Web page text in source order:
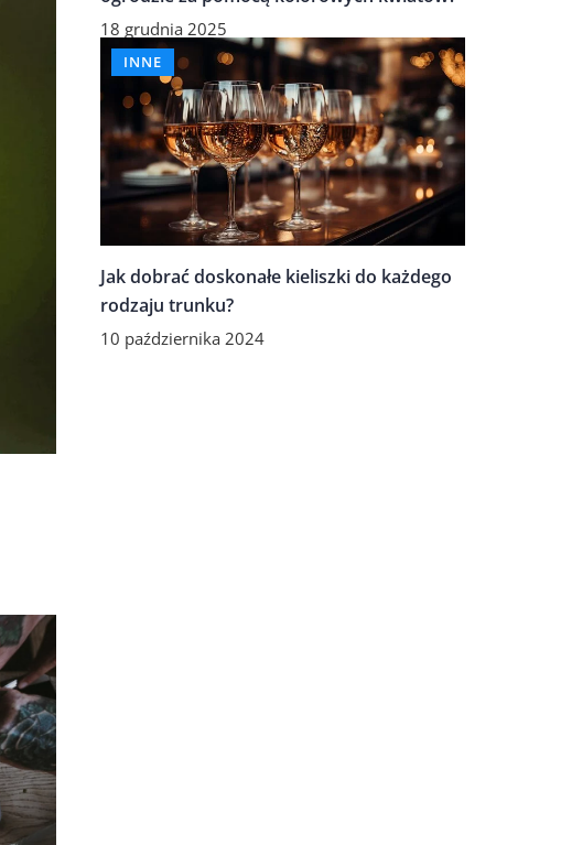
18 grudnia 2025
INNE
Jak dobrać doskonałe kieliszki do każdego
rodzaju trunku?
10 października 2024